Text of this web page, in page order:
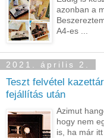
azonban a
A4-es ...
2021. április 2.
Teszt felvétel
fejállítás után
Azimut
hogy nem
is, ha már